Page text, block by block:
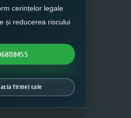
cerințelor legale
și reducerea riscului
firmei tale